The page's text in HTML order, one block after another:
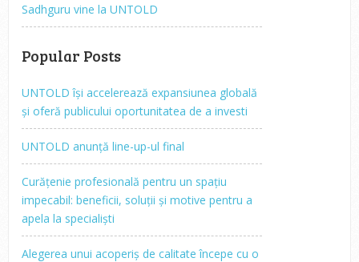
Sadhguru vine la UNTOLD
Popular Posts
UNTOLD își accelerează expansiunea globală
și oferă publicului oportunitatea de a investi
UNTOLD anunță line-up-ul final
Curățenie profesională pentru un spațiu
impecabil: beneficii, soluții și motive pentru a
apela la specialiști
Alegerea unui acoperiș de calitate începe cu o